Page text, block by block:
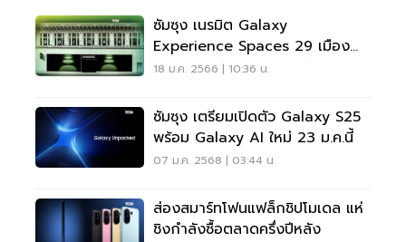
ซัมซุง เนรมิต Galaxy
Experience Spaces 29 เมือง
โชว์นวัตกรรมใหม่ 1 ก.พ.นี้
18 ม.ค. 2566 | 10:36 น.
ซัมซุง เตรียมเปิดตัว Galaxy S25
พร้อม Galaxy AI ใหม่ 23 ม.ค.นี้
07 ม.ค. 2568 | 03:44 น.
ส่องสมาร์ทโฟนแฟล็กชิปโมเดล แห่
ชิงกำลังซื้อตลาดครึ่งปีหลัง